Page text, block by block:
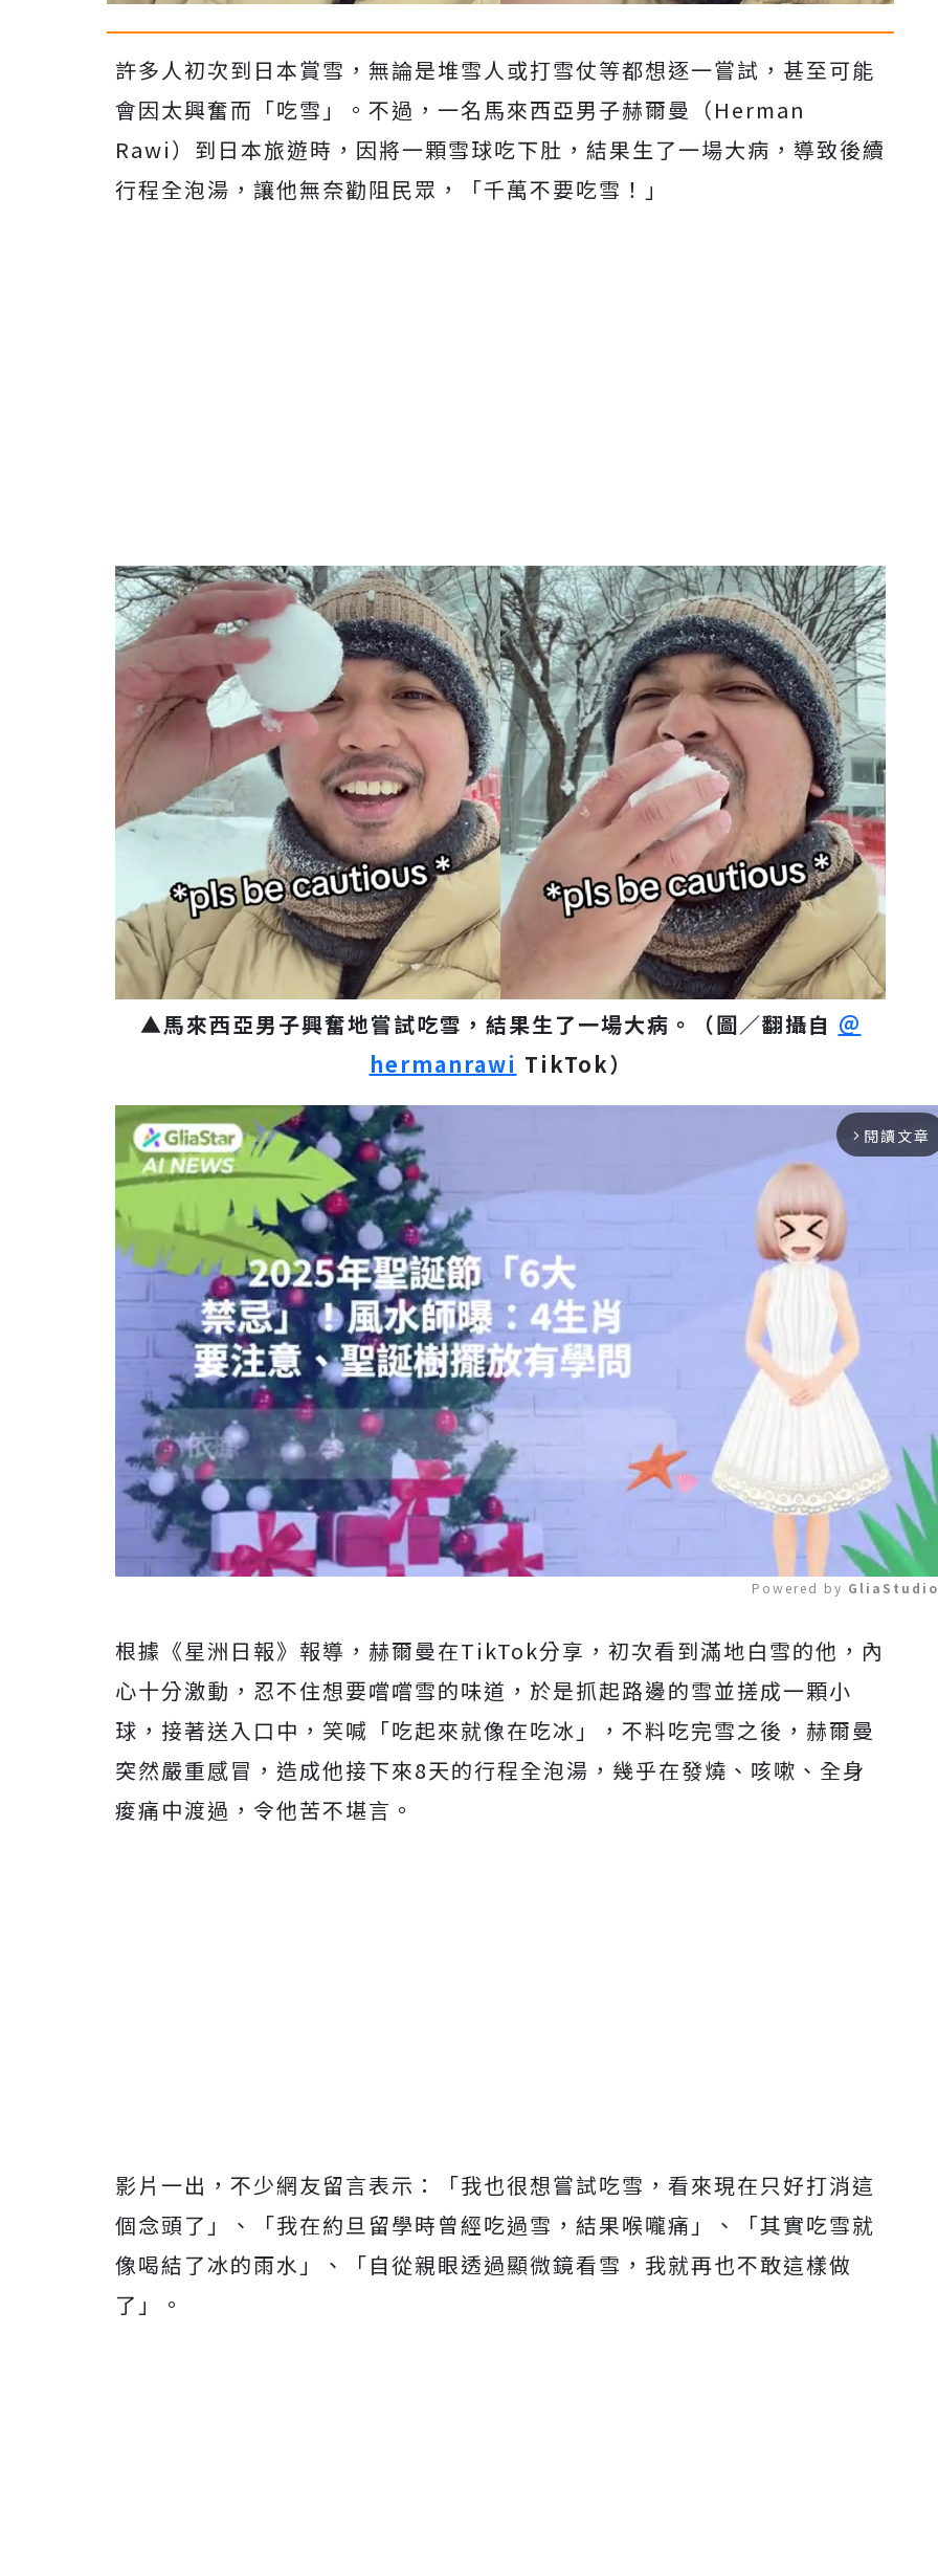
許多人初次到日本賞雪，無論是堆雪人或打雪仗等都想逐一嘗試，甚至可能
會因太興奮而「吃雪」。不過，一名馬來西亞男子赫爾曼（Herman
Rawi）到日本旅遊時，因將一顆雪球吃下肚，結果生了一場大病，導致後續
行程全泡湯，讓他無奈勸阻民眾，「千萬不要吃雪！」
▲馬來西亞男子興奮地嘗試吃雪，結果生了一場大病。（圖／翻攝自 ＠
hermanrawi TikTok）
arrow_forward_ios 閱讀文章
Mute
Powered by
根據《星洲日報》報導，赫爾曼在TikTok分享，初次看到滿地白雪的他，內
心十分激動，忍不住想要嚐嚐雪的味道，於是抓起路邊的雪並搓成一顆小
球，接著送入口中，笑喊「吃起來就像在吃冰」，不料吃完雪之後，赫爾曼
突然嚴重感冒，造成他接下來8天的行程全泡湯，幾乎在發燒、咳嗽、全身
痠痛中渡過，令他苦不堪言。
影片一出，不少網友留言表示：「我也很想嘗試吃雪，看來現在只好打消這
個念頭了」、「我在約旦留學時曾經吃過雪，結果喉嚨痛」、「其實吃雪就
像喝結了冰的雨水」、「自從親眼透過顯微鏡看雪，我就再也不敢這樣做
了」。